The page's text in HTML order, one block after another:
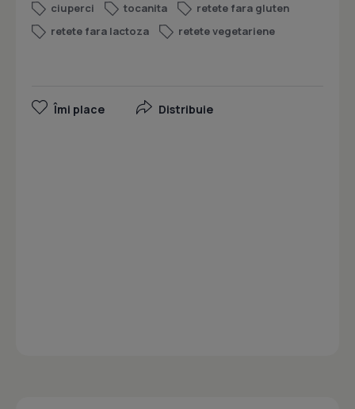
ciuperci
tocanita
retete fara gluten
retete fara lactoza
retete vegetariene
Îmi place Distribuie